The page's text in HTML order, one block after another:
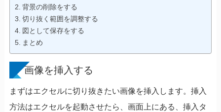
背景の削除をする
切り抜く範囲を調整する
図として保存をする
まとめ
画像を挿入する
まずはエクセルに切り抜きたい画像を挿入します。挿入
方法はエクセルを起動させたら、画面上にある、挿入タ